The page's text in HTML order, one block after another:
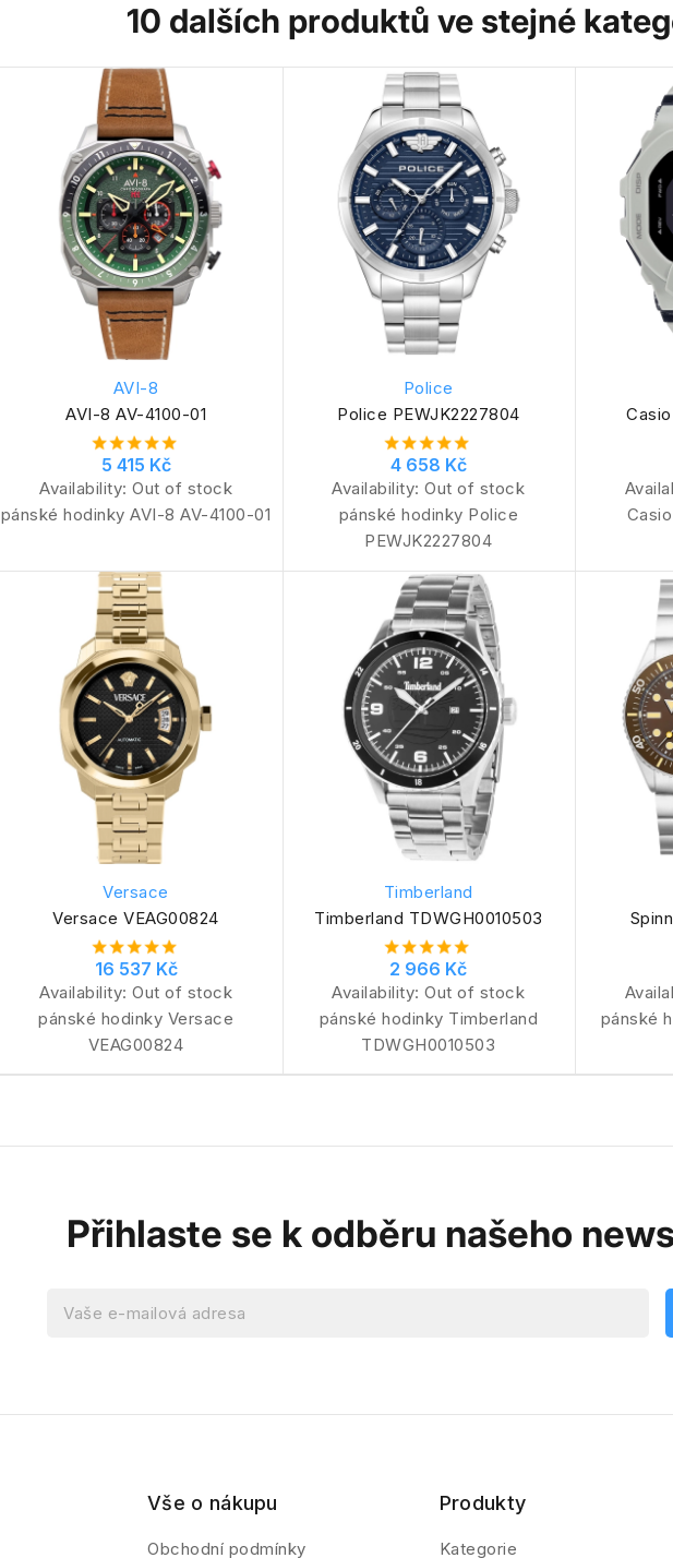
10 dalších produktů ve stejné
AVI-8
AVI-8 AV-4100-01
5 415 Kč
Availability:Out of stock
pánské hodinky AVI-8 AV-4100-01
Police
Police PEWJK2227804
4 658 Kč
Availability:Out of stock
pánské hodinky Police
PEWJK2227804
Versace
Versace VEAG00824
16 537 Kč
Availability:Out of stock
pánské hodinky Versace
VEAG00824
Timberland
Timberland TDWGH0010503
2 966 Kč
Availability:Out of stock
pánské hodinky Timberland
TDWGH0010503
pánské
Přihlaste se k odběru našeho
Vše o nákupu
Obchodní podmínky
Produkty
Kategorie